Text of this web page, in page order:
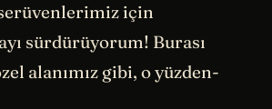
için
sürdürüyorum! Burası
alanımız gibi, o yüzden-